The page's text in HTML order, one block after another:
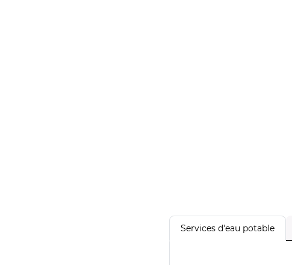
Services d'eau potable